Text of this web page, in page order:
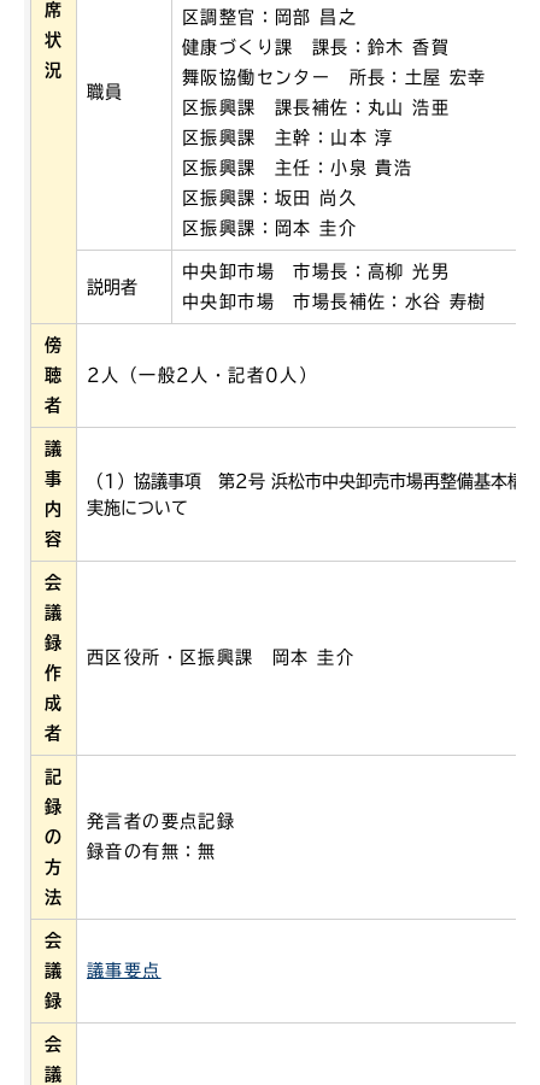
席
状
況
職員
区調整官：岡部 昌之
健康づくり課 課長：鈴木 香賀
舞阪協働センター 所長：土屋 宏幸
区振興課 課長補佐：丸山 浩亜
区振興課 主幹：山本 淳
区振興課 主任：小泉 貴浩
区振興課：坂田 尚久
区振興課：岡本 圭介
説明者
中央卸市場 市場長：高柳 光男
中央卸市場 市場長補佐：水谷 寿樹
傍
聴
者
2人（一般2人・記者0人）
議
事
内
容
（1）協議事項 第2号 浜松市中央卸売市場再整備基本構
実施について
会
議
録
作
成
者
西区役所・区振興課 岡本 圭介
記
録
の
方
法
発言者の要点記録
録音の有無：無
会
議
録
議事要点
会
議